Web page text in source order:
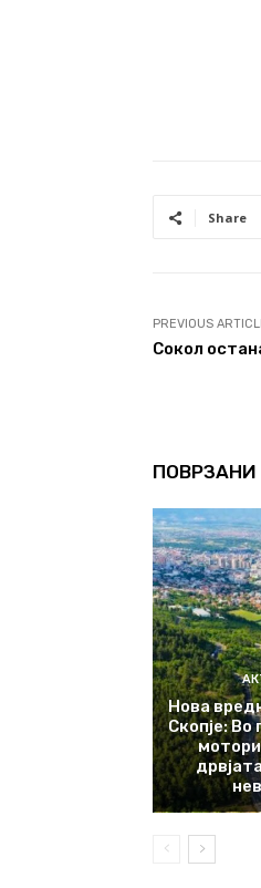
Share
PREVIOUS
Сокол
Нова
Скопје: Во